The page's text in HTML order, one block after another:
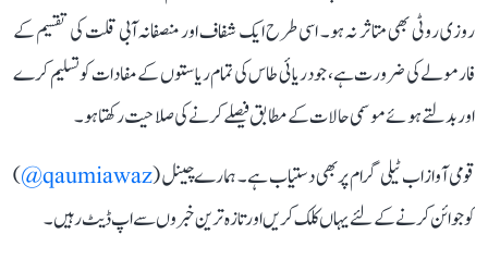
روزی روٹی بھی متاثر نہ ہو۔ اسی طرح ایک شفاف اور منصفانہ آبی قلت کی تقسیم کے
فارمولے کی ضرورت ہے، جو دریائی طاس کی تمام ریاستوں کے مفادات کو تسلیم کرے
اور بدلتے ہوئے موسمی حالات کے مطابق فیصلے کرنے کی صلاحیت رکھتا ہو۔
قومی آواز اب ٹیلی گرام پر بھی دستیاب ہے۔ ہمارے چینل (qaumiawaz@
)
کو جوائن کرنے کے لئے یہاں کلک کریں اور تازہ ترین خبروں سے اپ ڈیٹ رہیں۔